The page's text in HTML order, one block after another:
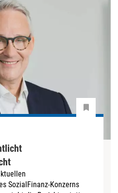
SozialFinanz-Konzerns